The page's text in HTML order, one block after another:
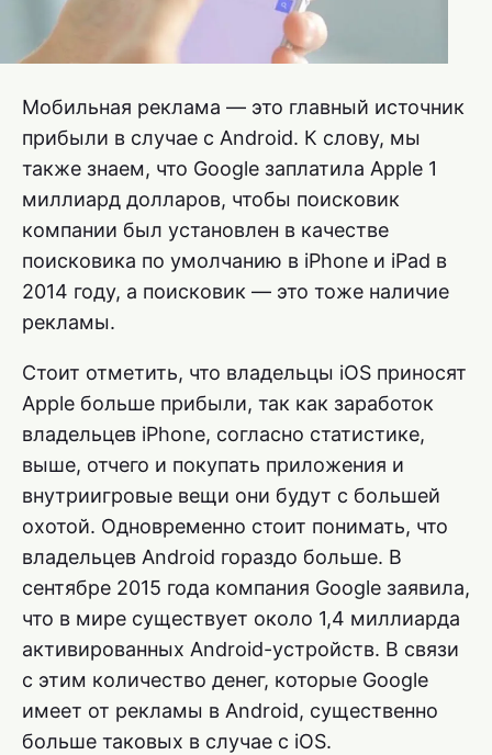
Мобильная реклама — это главный источник
прибыли в случае с Android. К слову, мы
также знаем, что Google заплатила Apple 1
миллиард долларов, чтобы поисковик
компании был установлен в качестве
поисковика по умолчанию в iPhone и iPad в
2014 году, а поисковик — это тоже наличие
рекламы.
Стоит отметить, что владельцы iOS приносят
Apple больше прибыли, так как заработок
владельцев iPhone, согласно статистике,
выше, отчего и покупать приложения и
внутриигровые вещи они будут с большей
охотой. Одновременно стоит понимать, что
владельцев Android гораздо больше. В
сентябре 2015 года компания Google заявила,
что в мире существует около 1,4 миллиарда
активированных Android-устройств. В связи
с этим количество денег, которые Google
имеет от рекламы в Android, существенно
больше таковых в случае с iOS.